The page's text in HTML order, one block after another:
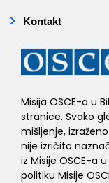
Kontakt
Misija OSCE-a u
stranice. Svako
mišljenje,
nije izričito
iz Misije OSCE-a
politiku Misije